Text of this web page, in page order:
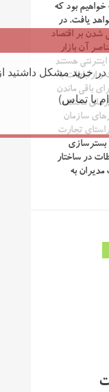
بود که
یافت. در
شدن بر اقتصاد
آن بازار
هستند
ارتباطات با
باقی ماندن
مختلف
سازمان
تجارت
بسترسازی
در ساختار
به
خرید مشکل داشتید